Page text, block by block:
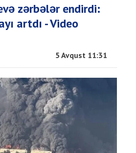
zərbələr endirdi:
artdı - Video
5 Avqust 11:31